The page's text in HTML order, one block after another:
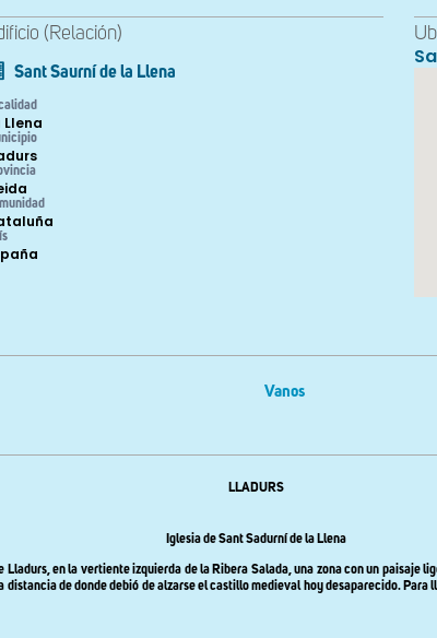
(Relación)
Sant Saurní de la Llena
Llena
Vanos
LLADURS
Iglesia de Sant Sadurní de la Llena
Lladurs, en la vertiente izquierda dela Ribera Salada, una zona con un paisaje
distancia de donde debió de alzarse el castillo medieval hoy desaparecido.